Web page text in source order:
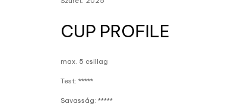
CUP PROFILE
max. 5 csillag
Test: *****
Savasság: *****